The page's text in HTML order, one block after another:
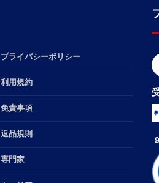
プライバシーポリシー
利用規約
免責事項
返品規則
専門家